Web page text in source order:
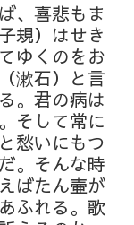
、喜悲もま
規）はせき
ゆくのをお
漱石）と言
。君の病は
そして常に
愁いにもつ
。そんな時
ばたん壷が
ふれる。歌